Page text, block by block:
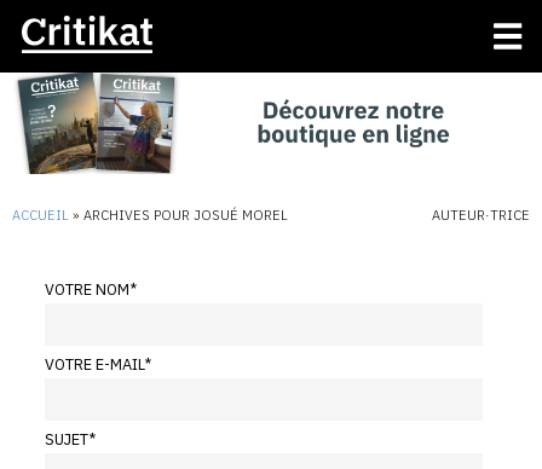
ACCUEIL » ARCHIVES POUR JOSUÉ MOREL AUTEUR·TRICE
VOTRE NOM*
VOTRE E-MAIL*
SUJET*